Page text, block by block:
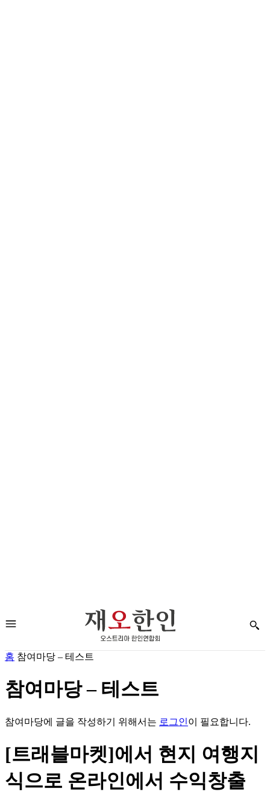
홈 참여마당 – 테스트
참여마당 – 테스트
참여마당에 글을 작성하기 위해서는 로그인이 필요합니다.
[트래블마켓]에서 현지 여행지
식으로 온라인에서 수익창출